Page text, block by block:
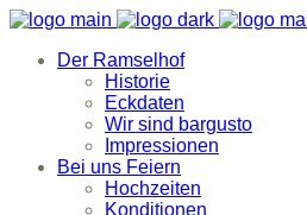
Der Ramselhof
Historie
Eckdaten
Wir sind bargusto
Impressionen
Bei uns Feiern
Hochzeiten
Konditionen